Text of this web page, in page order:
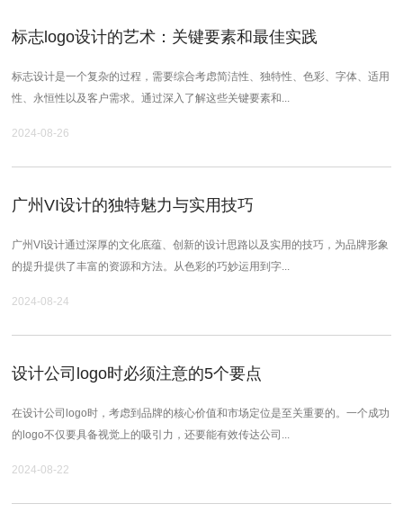
标志logo设计的艺术：关键要素和最佳实践
标志设计是一个复杂的过程，需要综合考虑简洁性、独特性、色彩、字体、适用
性、永恒性以及客户需求。通过深入了解这些关键要素和...
2024-08-26
广州VI设计的独特魅力与实用技巧
广州VI设计通过深厚的文化底蕴、创新的设计思路以及实用的技巧，为品牌形象
的提升提供了丰富的资源和方法。从色彩的巧妙运用到字...
2024-08-24
设计公司logo时必须注意的5个要点
在设计公司logo时，考虑到品牌的核心价值和市场定位是至关重要的。一个成功
的logo不仅要具备视觉上的吸引力，还要能有效传达公司...
2024-08-22